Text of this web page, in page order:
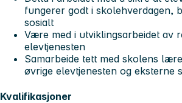
fungerer godt i skolehverdagen,
sosialt
Være med i utviklingsarbeidet av
elevtjenesten
Samarbeide tett med skolens
øvrige elevtjenesten og eksterne
Kvalifikasjoner